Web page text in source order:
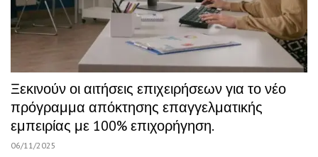
Ξεκινούν οι αιτήσεις επιχειρήσεων για το νέο
πρόγραμμα απόκτησης επαγγελματικής
εμπειρίας με 100% επιχορήγηση.
06/11/2025